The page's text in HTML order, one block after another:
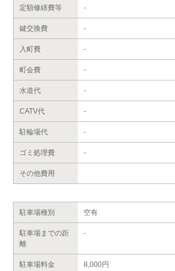
定額修繕費等 -
鍵交換費 -
入町費 -
町会費 -
水道代 -
CATV代 -
駐輪場代 -
ゴミ処理費 -
その他費用
駐車場種別 空有
駐車場までの距
離
-
駐車場料金 8,000円